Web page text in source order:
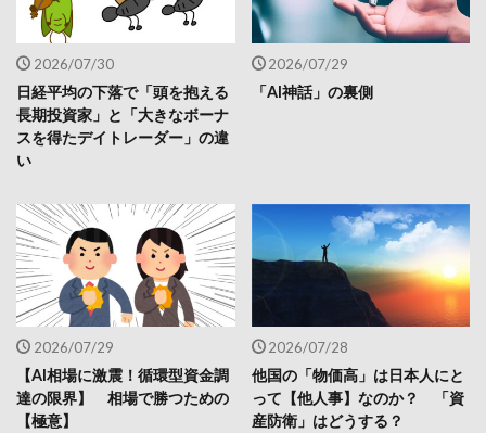
2026/07/30
日経平均の下落で「頭を抱える
長期投資家」と「大きなボーナ
スを得たデイトレーダー」の違
い
2026/07/29
「AI神話」の裏側
2026/07/29
【AI相場に激震！循環型資金調
達の限界】 相場で勝つための
【極意】
2026/07/28
他国の「物価高」は日本人にと
って【他人事】なのか？ 「資
産防衛」はどうする？